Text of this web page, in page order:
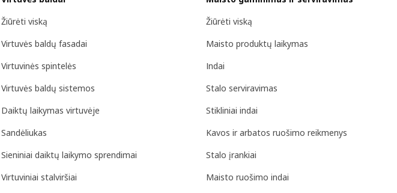
Žiūrėti viską
Virtuvės baldų fasadai
Virtuvinės spintelės
Virtuvės baldų sistemos
Daiktų laikymas virtuvėje
Sandėliukas
Sieniniai daiktų laikymo sprendimai
Virtuviniai stalviršiai
Žiūrėti viską
Maisto produktų laikymas
Indai
Stalo serviravimas
Stikliniai indai
Kavos ir arbatos ruošimo reikmenys
Stalo įrankiai
Maisto ruošimo indai